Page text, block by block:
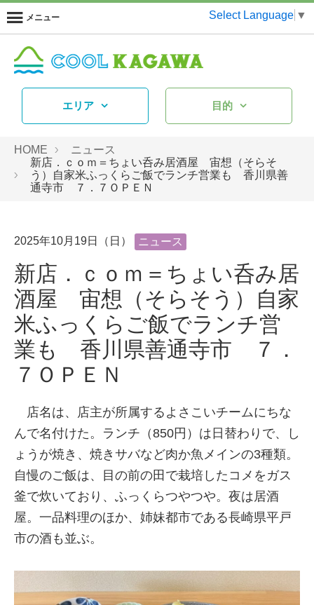
メニュー Select Language ▼
エリア 目的
HOME
ニュース
新店．ｃｏｍ＝ちょい呑み居酒屋 宙想（そらそ
う）自家米ふっくらご飯でランチ営業も 香川県善
通寺市 ７．７ＯＰＥＮ
2025年10月19日（日） ニュース
新店．ｃｏｍ＝ちょい呑み居
酒屋 宙想（そらそう）自家
米ふっくらご飯でランチ営
業も 香川県善通寺市 ７．
７ＯＰＥＮ
店名は、店主が所属するよさこいチームにちな
んで名付けた。ランチ（850円）は日替わりで、し
ょうが焼き、焼きサバなど肉か魚メインの3種類。
自慢のご飯は、目の前の田で栽培したコメをガス
釜で炊いており、ふっくらつやつや。夜は居酒
屋。一品料理のほか、姉妹都市である長崎県平戸
市の酒も並ぶ。